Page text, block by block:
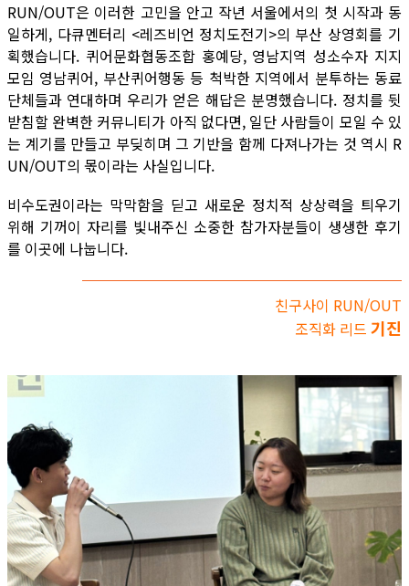
RUN/OUT은 이러한 고민을 안고 작년 서울에서의 첫 시작과 동
일하게, 다큐멘터리 <레즈비언 정치도전기>의 부산 상영회를 기
획했습니다. 퀴어문화협동조합 홍예당, 영남지역 성소수자 지지
모임 영남퀴어, 부산퀴어행동 등 척박한 지역에서 분투하는 동료
단체들과 연대하며 우리가 얻은 해답은 분명했습니다. 정치를 뒷
받침할 완벽한 커뮤니티가 아직 없다면, 일단 사람들이 모일 수 있
는 계기를 만들고 부딪히며 그 기반을 함께 다져나가는 것 역시 R
UN/OUT의 몫이라는 사실입니다.
비수도권이라는 막막함을 딛고 새로운 정치적 상상력을 틔우기
위해 기꺼이 자리를 빛내주신 소중한 참가자분들이 생생한 후기
를 이곳에 나눕니다.
친구사이 RUN/OUT
조직화 리드 기진